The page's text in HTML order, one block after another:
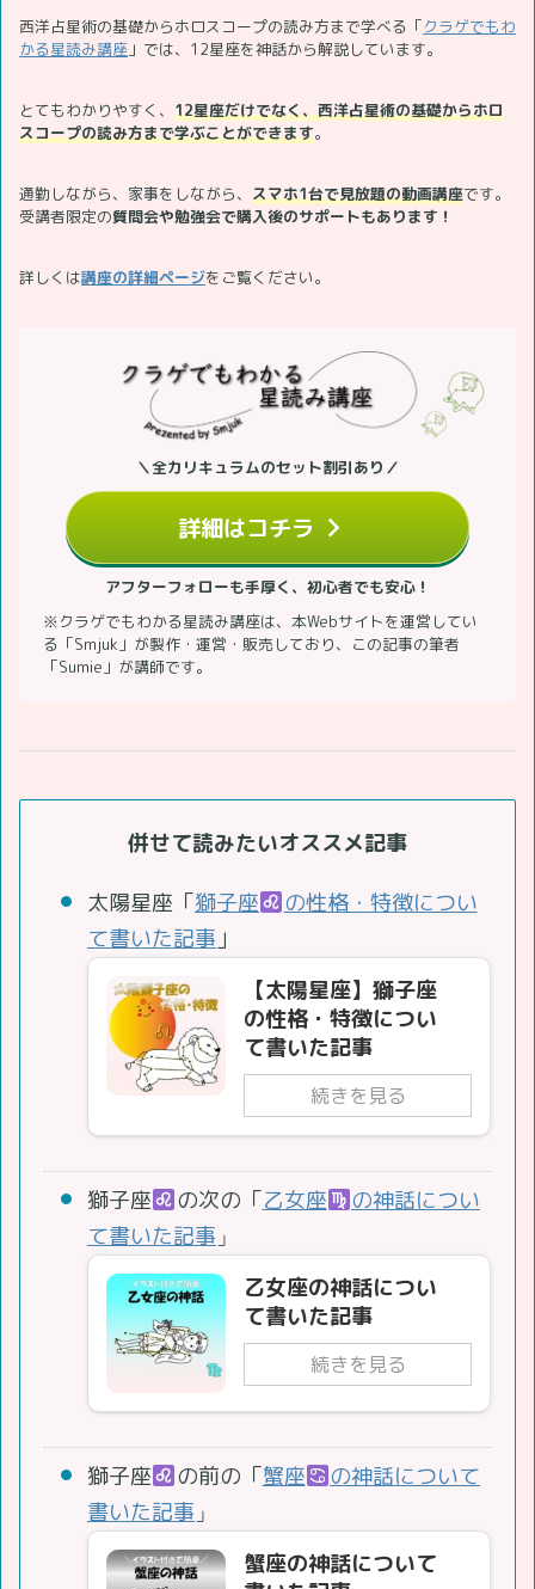
西洋占星術の基礎からホロスコープの読み方まで学べる「クラゲでもわ
かる星読み講座 」では、12星座を神話から解説しています。
とてもわかりやすく、 12星座だけでなく、西洋占星術の基礎からホロ
スコープの読み方まで学ぶことができます。
通勤しながら、家事をしながら、 スマホ1台で見放題の動画講座です。
受講者限定の質問会や勉強会で購入後のサポートもあります！
詳しくは講座の詳細ページをご覧ください。
＼全カリキュラムのセット割引あり／
詳細はコチラ
アフターフォローも手厚く、初心者でも安心！
※クラゲでもわかる星読み講座は、本Webサイトを運営してい
る「Smjuk」が製作・運営・販売しており、この記事の筆者
「Sumie」が講師です。
併せて読みたいオススメ記事
太陽星座「獅子座
の性格・特徴につい
て書いた記事」
【太陽星座】獅子座
の性格・特徴につい
て書いた記事
続きを見る
獅子座 の次の「乙女座
の神話につい
て書いた記事 」
乙女座の神話につい
て書いた記事
続きを見る
獅子座 の前の「蟹座
の神話について
書いた記事 」
蟹座の神話について